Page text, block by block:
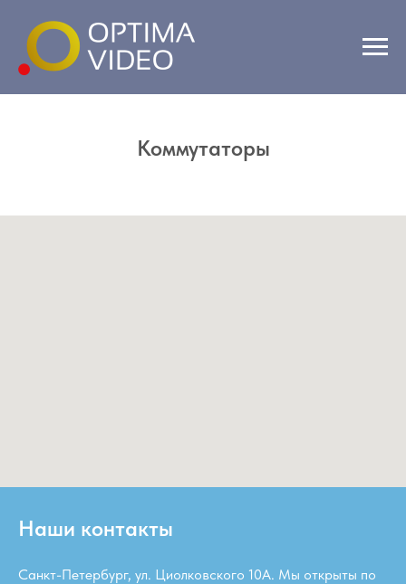
Коммутаторы
Наши контакты
Санкт-Петербург, ул. Циолковского 10А. Мы открыты по